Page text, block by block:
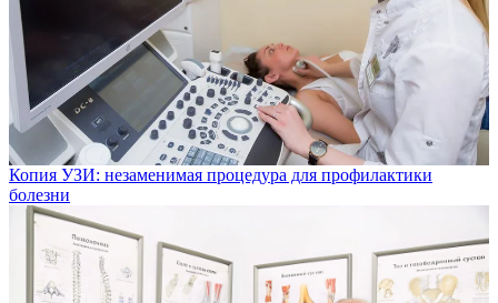
Копия УЗИ: незаменимая процедура для профилактики
болезни